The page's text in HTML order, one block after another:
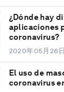
¿Dónde hay
aplicaciones
coronavirus?
2020年05月26日
El uso de
coronavirus